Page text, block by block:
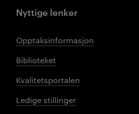
Nyttige lenker
Opptaksinformasjon
Biblioteket
Kvalitetsportalen
Ledige stillinger